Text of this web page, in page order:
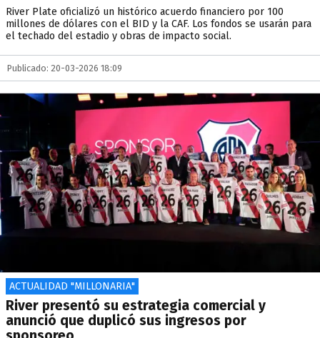
River Plate oficializó un histórico acuerdo financiero por 100
millones de dólares con el BID y la CAF. Los fondos se usarán para
el techado del estadio y obras de impacto social.
Publicado: 20-03-2026 18:09
ACTUALIDAD "MILLONARIA"
River presentó su estrategia comercial y
anunció que duplicó sus ingresos por